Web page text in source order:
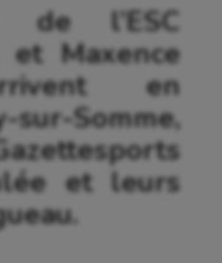
de l’ESC
et Maxence
en
Somme,
et leurs